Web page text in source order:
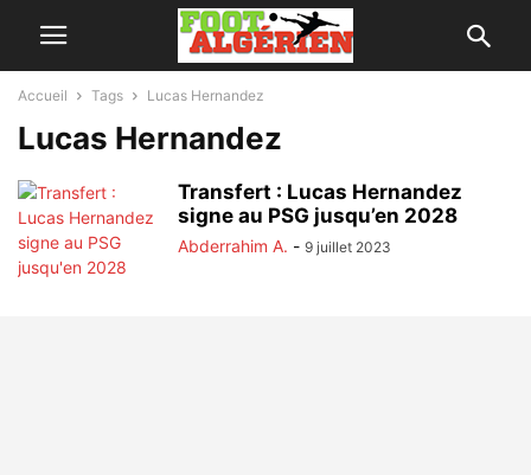
Accueil Tags Lucas Hernandez
Lucas Hernandez
Transfert : Lucas Hernandez
signe au PSG jusqu’en 2028
Abderrahim A. - 9 juillet 2023